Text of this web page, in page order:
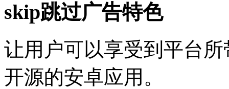
skip跳过广告特色
让用户可以享受到平台
开源的安卓应用。